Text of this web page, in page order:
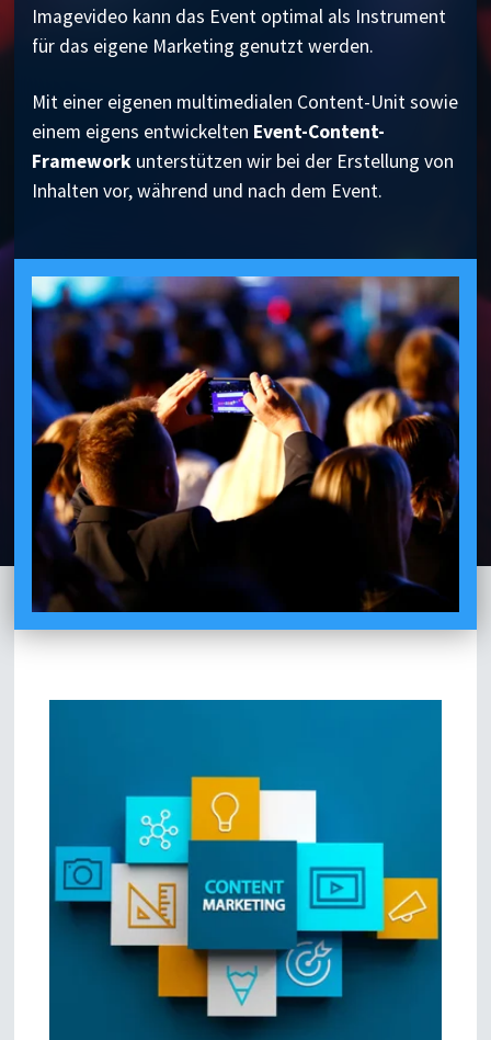
Imagevideo kann das Event optimal als Instrument
für das eigene Marketing genutzt werden.
Mit einer eigenen multimedialen Content-Unit sowie
einem eigens entwickelten Event-Content-
Framework unterstützen wir bei der Erstellung von
Inhalten vor, während und nach dem Event.